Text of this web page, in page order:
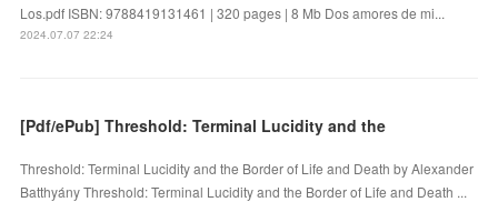
Los.pdf ISBN: 9788419131461 | 320 pages | 8 Mb Dos amores de mi...
2024.07.07 22:24
[Pdf/ePub] Threshold: Terminal Lucidity and the
Threshold: Terminal Lucidity and the Border of Life and Death by Alexander
Batthyány Threshold: Terminal Lucidity and the Border of Life and Death ...